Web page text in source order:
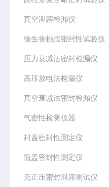
真空泄露检漏仪
微生物挑战密封性试验仪
压力衰减法密封检漏仪
高压放电法检漏仪
真空衰减法密封检漏仪
气密性检测仪器
封盖密封性测定仪
瓶盖密封性测定仪
充正压密封泄露测试仪